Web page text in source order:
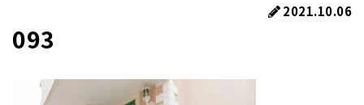
2021.10.06
093